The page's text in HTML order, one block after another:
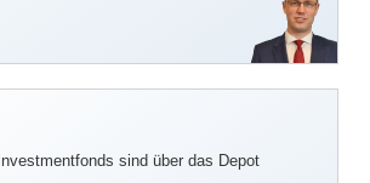
sind über das Depot